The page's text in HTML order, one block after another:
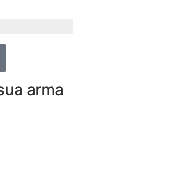
arma